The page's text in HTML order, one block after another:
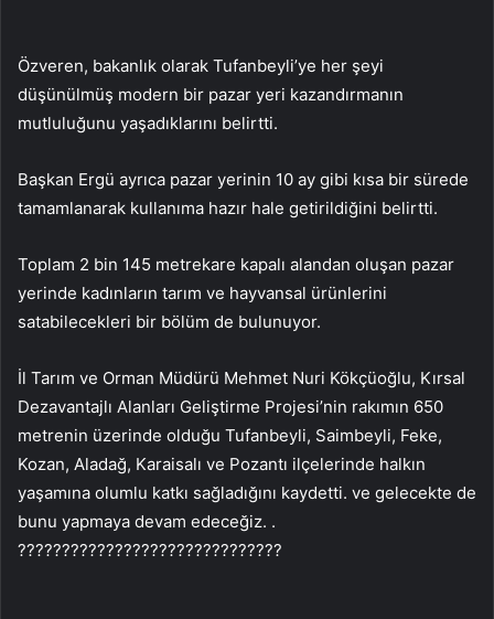
Özveren, bakanlık olarak Tufanbeyli’ye her şeyi
düşünülmüş modern bir pazar yeri kazandırmanın
mutluluğunu yaşadıklarını belirtti.
Başkan Ergü ayrıca pazar yerinin 10 ay gibi kısa bir sürede
tamamlanarak kullanıma hazır hale getirildiğini belirtti.
Toplam 2 bin 145 metrekare kapalı alandan oluşan pazar
yerinde kadınların tarım ve hayvansal ürünlerini
satabilecekleri bir bölüm de bulunuyor.
İl Tarım ve Orman Müdürü Mehmet Nuri Kökçüoğlu, Kırsal
Dezavantajlı Alanları Geliştirme Projesi’nin rakımın 650
metrenin üzerinde olduğu Tufanbeyli, Saimbeyli, Feke,
Kozan, Aladağ, Karaisalı ve Pozantı ilçelerinde halkın
yaşamına olumlu katkı sağladığını kaydetti. ve gelecekte de
bunu yapmaya devam edeceğiz. .
??????????????????????????????